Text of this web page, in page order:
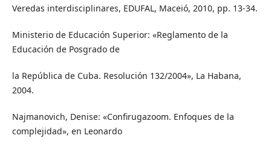
Veredas interdisciplinares, EDUFAL, Maceió, 2010, pp. 13-34.
Ministerio de Educación Superior: «Reglamento de la
Educación de Posgrado de
la República de Cuba. Resolución 132/2004», La Habana,
2004.
Najmanovich, Denise: «Confirugazoom. Enfoques de la
complejidad», en Leonardo